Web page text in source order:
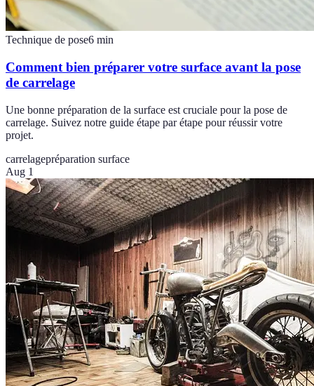
Technique de pose6 min
Comment bien préparer votre surface avant la pose
de carrelage
Une bonne préparation de la surface est cruciale pour la pose de
carrelage. Suivez notre guide étape par étape pour réussir votre
projet.
carrelagepréparation surface
Aug 1